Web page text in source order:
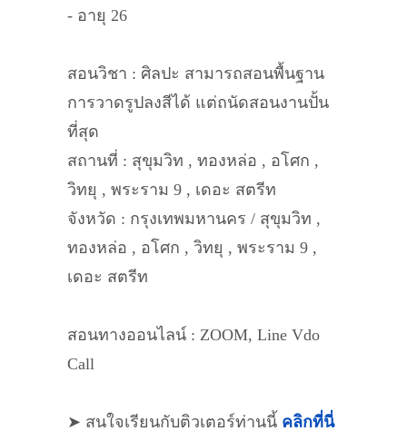
- อายุ 26
สอนวิชา : ศิลปะ สามารถสอนพื้นฐาน
การวาดรูปลงสีได้ แต่ถนัดสอนงานปั้น
ที่สุด
สถานที่ : สุขุมวิท , ทองหล่อ , อโศก ,
วิทยุ , พระราม 9 , เดอะ สตรีท
จังหวัด : กรุงเทพมหานคร / สุขุมวิท ,
ทองหล่อ , อโศก , วิทยุ , พระราม 9 ,
เดอะ สตรีท
สอนทางออนไลน์ : ZOOM, Line Vdo
Call
➤ สนใจเรียนกับติวเตอร์ท่านนี้ คลิกที่นี่